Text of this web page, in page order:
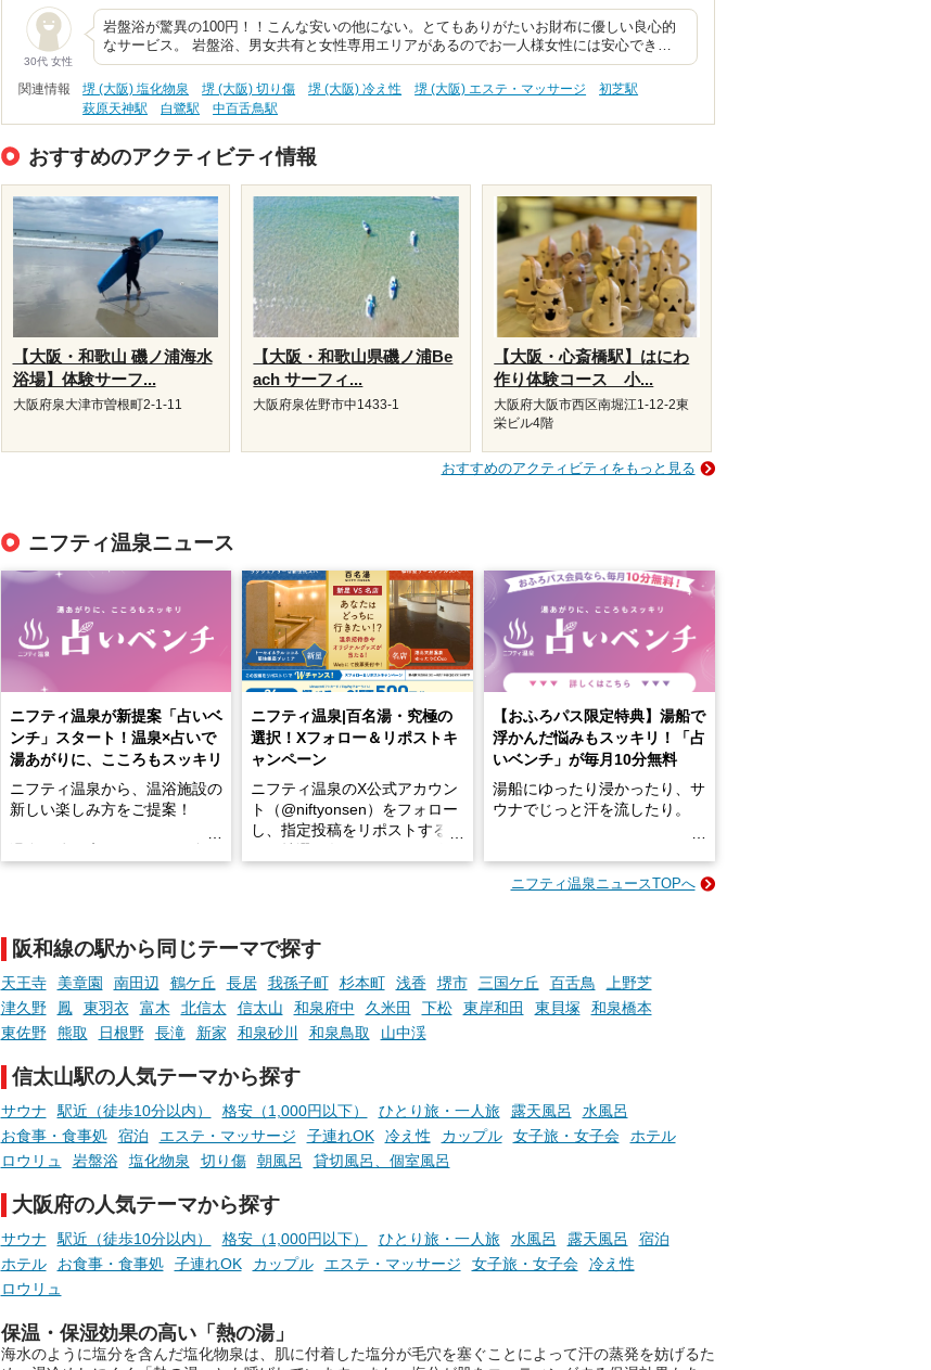
30代 女性
岩盤浴が驚異の100円！！こんな安いの他にない。とてもありがたいお財布に優しい良心的
なサービス。 岩盤浴、男女共有と女性専用エリアがあるのでお一人様女性には安心でき…
関連情報 堺 (大阪) 塩化物泉 堺 (大阪) 切り傷 堺 (大阪) 冷え性 堺 (大阪) エステ・マッサージ
初芝駅
萩原天神駅
白鷺駅 中百舌鳥駅
おすすめのアクティビティ情報
【大阪・和歌山 磯ノ浦海水
浴場】体験サーフ...
大阪府泉大津市曽根町2-1-11
【大阪・和歌山県磯ノ浦Be
ach サーフィ...
大阪府泉佐野市中1433-1
【大阪・心斎橋駅】はにわ
作り体験コース 小...
大阪府大阪市西区南堀江1-12-2東
栄ビル4階
おすすめのアクティビティをもっと見る
ニフティ温泉ニュース
ニフティ温泉が新提案「占いベ
ンチ」スタート！温泉×占いで
湯あがりに、こころもスッキリ
ニフティ温泉から、温浴施設の
新しい楽しみ方をご提案！
手相やタロットなど気軽に楽し
める占いで、“ととのう”おふろ
時間を、もっと特別に。
ニフティ温泉|百名湯・究極の
選択！Xフォロー＆リポストキ
ャンペーン
ニフティ温泉のX公式アカウン
ト（@niftyonsen）をフォロー
し、指定投稿をリポストする
【おふろパス限定特典】湯船で
浮かんだ悩みもスッキリ！「占
いベンチ」が毎月10分無料
湯船にゆったり浸かったり、サ
ウナでじっと汗を流したり。
そんな「一人でぼんやり過ごす
でくることはありませんか？
そんな心のつぶやきを、湯あが
ニフティ温泉の「占いベンチ」
ニフティ温泉ニュースTOPへ
阪和線の駅から同じテーマで探す
天王寺 美章園 南田辺 鶴ケ丘 長居 我孫子町 杉本町 浅香 堺市 三国ケ丘 百舌鳥
上野芝
津久野
鳳 東羽衣 富木 北信太 信太山 和泉府中 久米田 下松 東岸和田 東貝塚
和泉橋本
東佐野
熊取 日根野 長滝 新家 和泉砂川 和泉鳥取 山中渓
信太山駅の人気テーマから探す
サウナ 駅近（徒歩10分以内） 格安（1,000円以下） ひとり旅・一人旅 露天風呂
水風呂
お食事・食事処
宿泊 エステ・マッサージ 子連れOK 冷え性 カップル 女子旅・女子会
ホテル
ロウリュ
岩盤浴 塩化物泉 切り傷 朝風呂 貸切風呂、個室風呂
大阪府の人気テーマから探す
サウナ 駅近（徒歩10分以内） 格安（1,000円以下） ひとり旅・一人旅 水風呂 露天風呂
宿泊
ホテル
お食事・食事処 子連れOK カップル エステ・マッサージ 女子旅・女子会
冷え性
ロウリュ
保温・保湿効果の高い「熱の湯」
海水のように塩分を含んだ塩化物泉は、肌に付着した塩分が毛穴を塞ぐことによって汗の蒸発を妨げるた